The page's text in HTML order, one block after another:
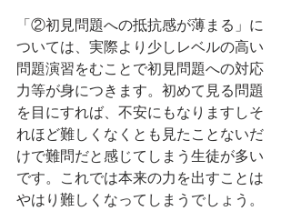
「②初見問題への抵抗感が薄まる」に
ついては、実際より少しレベルの高い
問題演習をむことで初見問題への対応
力等が身につきます。初めて見る問題
を目にすれば、不安にもなりますしそ
れほど難しくなくとも見たことないだ
けで難問だと感じてしまう生徒が多い
です。これでは本来の力を出すことは
やはり難しくなってしまうでしょう。